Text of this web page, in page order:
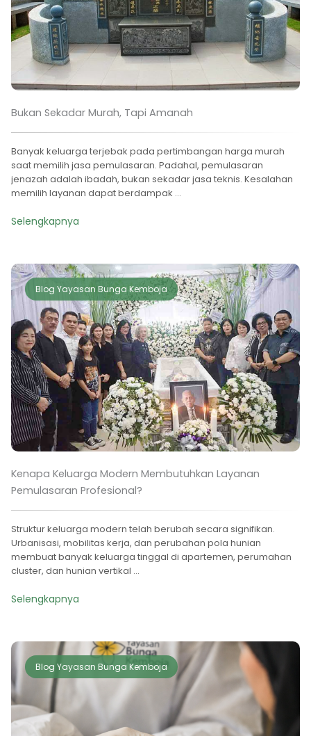
Bukan Sekadar Murah, Tapi Amanah
Banyak keluarga terjebak pada pertimbangan harga murah
saat memilih jasa pemulasaran. Padahal, pemulasaran
jenazah adalah ibadah, bukan sekadar jasa teknis. Kesalahan
memilih layanan dapat berdampak ...
Selengkapnya
Blog Yayasan Bunga Kemboja
Kenapa Keluarga Modern Membutuhkan Layanan
Pemulasaran Profesional?
Struktur keluarga modern telah berubah secara signifikan.
Urbanisasi, mobilitas kerja, dan perubahan pola hunian
membuat banyak keluarga tinggal di apartemen, perumahan
cluster, dan hunian vertikal ...
Selengkapnya
Blog Yayasan Bunga Kemboja